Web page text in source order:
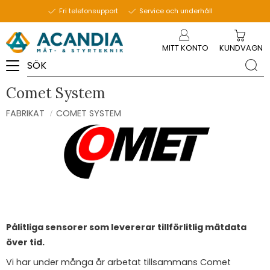
Fri telefonsupport Service och underhåll
MITT KONTO KUNDVAGN
Comet System
FABRIKAT COMET SYSTEM
Pålitliga sensorer som levererar tillförlitlig mätdata
över tid.
Vi har under många år arbetat tillsammans Comet